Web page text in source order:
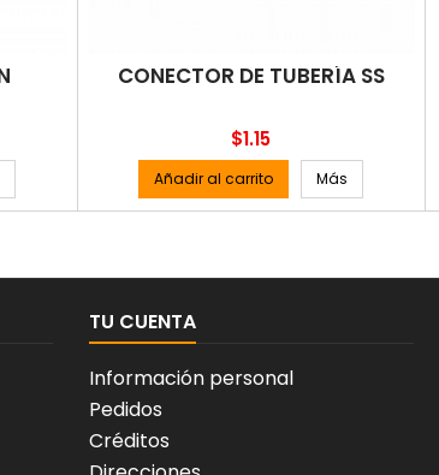
CONECTOR DE TUBERÍA SS
Precio
$1.15
Añadir al carrito Más
TU CUENTA
Información personal
Pedidos
Créditos